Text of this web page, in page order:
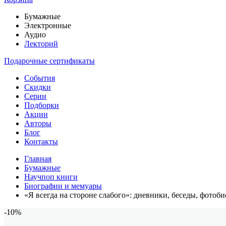
Бумажные
Электронные
Аудио
Лекторий
Подарочные сертификаты
События
Скидки
Серии
Подборки
Акции
Авторы
Блог
Контакты
Главная
Бумажные
Научпоп книги
Биографии и мемуары
«Я всегда на стороне слабого»: дневники, беседы,
-10%